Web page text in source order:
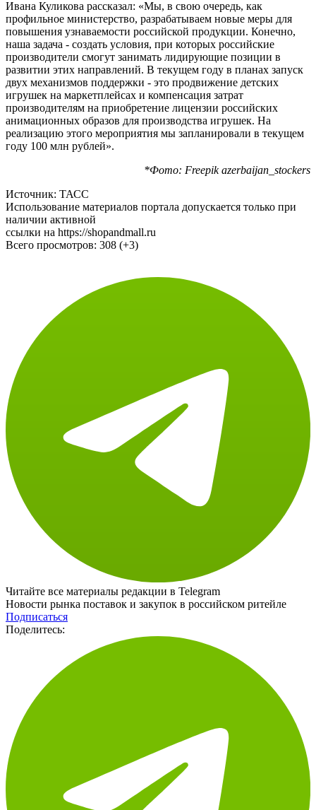
профильное министерство, разрабатываем новые меры для
повышения узнаваемости российской продукции. Конечно,
наша задача - создать условия, при которых российские
производители смогут занимать лидирующие позиции в
развитии этих направлений. В текущем году в планах запуск
двух механизмов поддержки - это продвижение детских
игрушек на маркетплейсах и компенсация затрат
производителям на приобретение лицензии российских
анимационных образов для производства игрушек. На
реализацию этого мероприятия мы запланировали в текущем
году 100 млн рублей».
Использование материалов портала допускается только при
наличии активной
ссылки на https://shopandmall.ru
Всего просмотров:308 (+3)
Читайте все материалы редакции в Telegram
Новости рынка поставок и закупок в российском ритейле
Подписаться
Поделитесь: